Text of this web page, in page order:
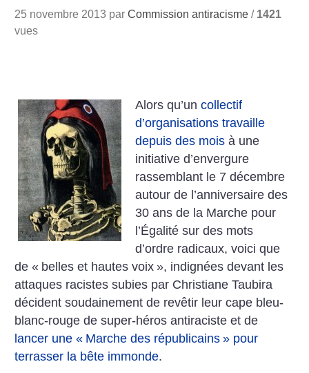
25 novembre 2013 parCommission antiracisme / 1421
vues
Alors qu’uncollectif
d’organisations travaille
depuis des mois à une
initiative d’envergure
rassemblant le 7 décembre
autour de l’anniversaire des
30 ans de la Marche pour
l’Égalité sur des mots
d’ordre radicaux, voici que
de « belles et hautes voix », indignées devant les
attaques racistes subies par Christiane Taubira
décident soudainement de revêtir leur cape bleu-
blanc-rouge de super-héros antiraciste et de
lancer une « Marche des républicains » pour
terrasser la bête immonde.